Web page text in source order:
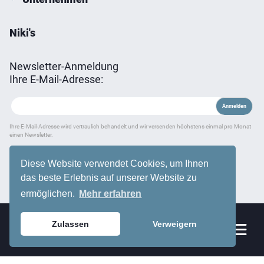
Diese Website verwendet Cookies, um Ihnen
das beste Erlebnis auf unserer Website zu
ermöglichen.
Mehr erfahren
Zulassen VerweigernSortiment
Niki's
Newsletter-Anmeldung
Ihre E-Mail-Adresse:
Ihre E-Mail-Adresse wird vertraulich behandelt und wir versenden höchstens einmal pro Monat
einen Newsletter.